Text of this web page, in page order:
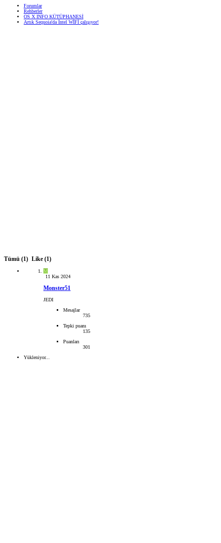
Forumlar
Rehberler
OS X INFO KÜTÜPHANESİ
Artık Sequoia'da İntel WİFİ çalışıyor!
Tümü (1) Like (1)
M
11 Kas 2024
Monster51
JEDI
Mesajlar
735
Tepki puanı
135
Puanları
301
Yükleniyor...